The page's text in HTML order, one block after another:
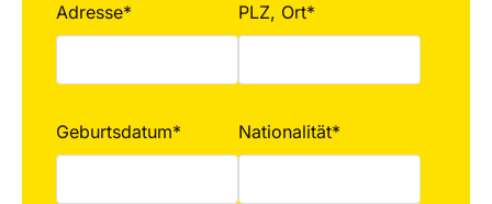
Adresse* PLZ, Ort*
Geburtsdatum* Nationalität*